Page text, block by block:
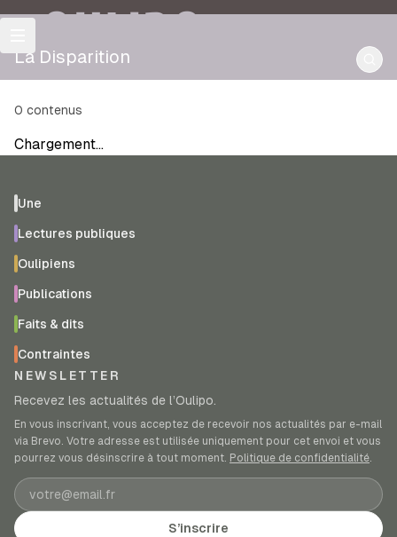
OULIPO
La Disparition
0 contenus
Chargement…
Une
Lectures publiques
Oulipiens
Publications
Faits & dits
Contraintes
NEWSLETTER
Recevez les actualités de l’Oulipo.
En vous inscrivant, vous acceptez de recevoir nos actualités par e-mail
via Brevo. Votre adresse est utilisée uniquement pour cet envoi et vous
pourrez vous désinscrire à tout moment. Politique de confidentialité.
Adresse e-mail
S’inscrire